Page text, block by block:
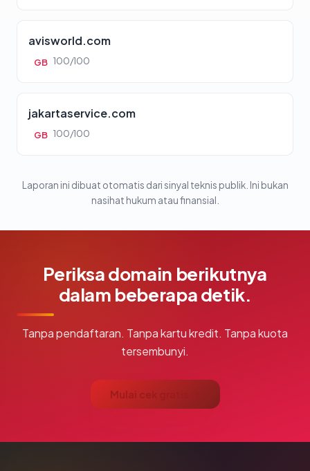
avisworld.com
GB 100/100
jakartaservice.com
GB 100/100
Laporan ini dibuat otomatis dari sinyal teknis publik. Ini bukan
nasihat hukum atau finansial.
Periksa domain berikutnya
dalam beberapa detik.
Tanpa pendaftaran. Tanpa kartu kredit. Tanpa kuota
tersembunyi.
Mulai cek gratis →